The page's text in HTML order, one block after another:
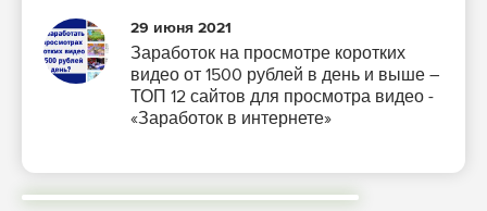
29 июня 2021
Заработок на просмотре коротких
видео от 1500 рублей в день и выше –
ТОП 12 сайтов для просмотра видео -
«Заработок в интернете»